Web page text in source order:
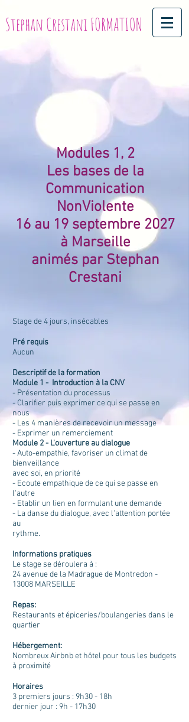
Stephan Crestani FORMATION
Modules 1, 2
Les bases de la
Communication
NonViolente
16 au 19 septembre 2027
à Marseille
animés par Stephan
Crestani
Stage de 4 jours, insécables
Pré requis
Aucun
Descriptif de la formation
Module 1 - Introduction à la CNV
- Présentation du processus
- Clarifier puis exprimer ce qui se passe en
nous
- Les 4 manières de recevoir un message
- Exprimer un remerciement
Module 2 - L'ouverture au dialogue
- Auto-empathie, favoriser un climat de
bienveillance
avec soi, en priorité
- Ecoute empathique de ce qui se passe en
l'autre
- Etablir un lien en formulant une demande
- La danse du dialogue, avec l'attention portée
au
rythme.
Informations pratiques
Le stage se déroulera à :
24 avenue de la Madrague de Montredon -
13008 MARSEILLE
Repas:
Restaurants et épiceries/boulangeries dans le
quartier
Hébergement:
Nombreux Airbnb et hôtel pour tous les budgets
à proximité
Horaires
3 premiers jours : 9h30 - 18h
dernier jour : 9h - 17h30